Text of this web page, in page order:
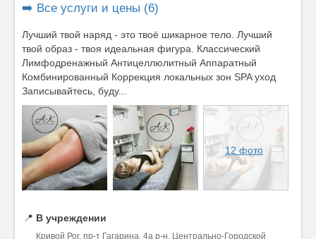
➡️ Все услуги и цены (6)
Лучший твой наряд - это твоё шикарное тело. Лучший
твой образ - твоя идеальная фигура. Классический
Лимфодренажный Антицеллюлитный Аппаратный
Комбинированный Коррекция локальных зон SPA уход
Записывайтесь, буду...
12 фото
📍 В учреждении
Кривой Рог, пр-т Гагарина, 4а р-н. Центрально-Городской